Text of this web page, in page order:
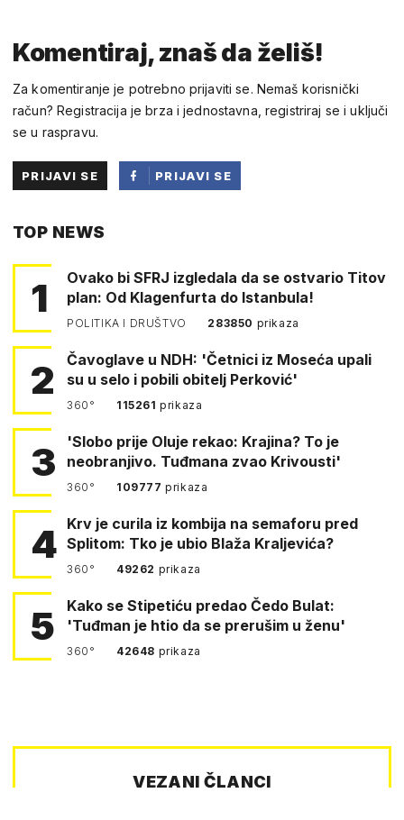
Komentiraj, znaš da želiš!
Za komentiranje je potrebno prijaviti se. Nemaš korisnički
račun? Registracija je brza i jednostavna, registriraj se i uključi
se u raspravu.
PRIJAVI SE
PRIJAVI SE
TOP NEWS
1
Ovako bi SFRJ izgledala da se ostvario Titov
plan: Od Klagenfurta do Istanbula!
POLITIKA I DRUŠTVO 283850 prikaza
2
Čavoglave u NDH: 'Četnici iz Moseća upali
su u selo i pobili obitelj Perković'
360° 115261prikaza
3
'Slobo prije Oluje rekao: Krajina? To je
neobranjivo. Tuđmana zvao Krivousti'
360° 109777prikaza
4 Krv je curila iz kombija na semaforu pred
Splitom: Tko je ubio Blaža Kraljevića?
360° 49262 prikaza
5
Kako se Stipetiću predao Čedo Bulat:
'Tuđman je htio da se prerušim u ženu'
360° 42648 prikaza
VEZANI ČLANCI